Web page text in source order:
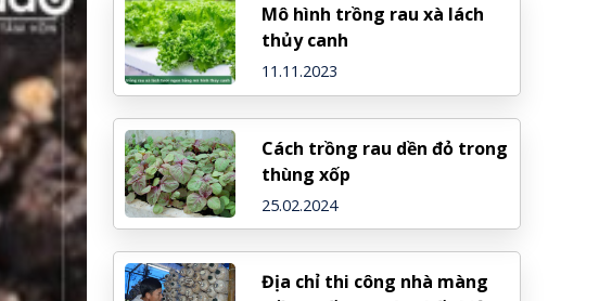
Mô hình trồng rau xà lách
thủy canh
11.11.2023
Cách trồng rau dền đỏ trong
thùng xốp
25.02.2024
Địa chỉ thi công nhà màng